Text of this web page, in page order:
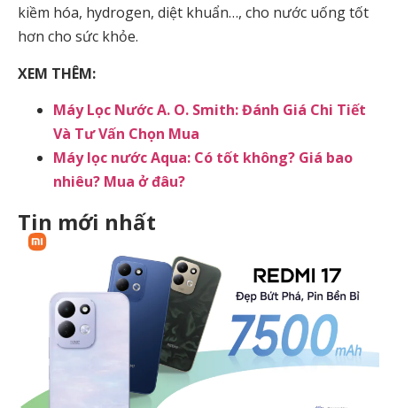
kiềm hóa, hydrogen, diệt khuẩn…, cho nước uống tốt
hơn cho sức khỏe.
XEM THÊM:
Máy Lọc Nước A. O. Smith: Đánh Giá Chi Tiết
Và Tư Vấn Chọn Mua
Máy lọc nước Aqua: Có tốt không? Giá bao
nhiêu? Mua ở đâu?
Tin mới nhất